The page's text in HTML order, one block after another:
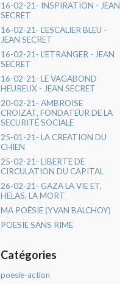
16-02-21- INSPIRATION - JEAN
SECRET
16-02-21- L'ESCALIER BLEU -
JEAN SECRET
16-02-21- L'ETRANGER - JEAN
SECRET
16-02-21- LE VAGABOND
HEUREUX - JEAN SECRET
20-02-21- AMBROISE
CROIZAT, FONDATEUR DE LA
SECURITÉ SOCIALE
25-01-21- LA CREATION DU
CHIEN
25-02-21- LIBERTE DE
CIRCULATION DU CAPITAL
26-02-21- GAZA LA VIE ET,
HELAS, LA MORT
MA POÉSIE (YVAN BALCHOY)
POESIE SANS RIME
Catégories
poesie-action